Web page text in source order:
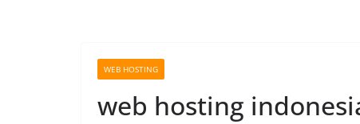
WEB HOSTING
web hosting